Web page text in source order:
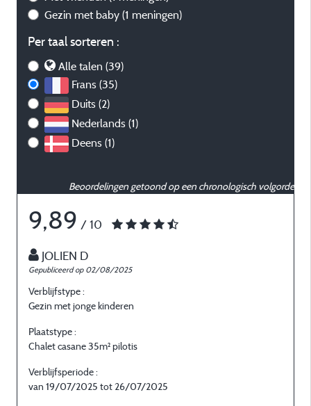
Gezin met baby (1 meningen)
Per taal sorteren :
Alle talen (39)
Frans (35)
Duits (2)
Nederlands (1)
Deens (1)
Beoordelingen getoond op een chronologisch volgorde
9,89 / 10
JOLIEN D
Gepubliceerd op 02/08/2025
Verblijfstype :
Gezin met jonge kinderen
Plaatstype :
Chalet casane 35m² pilotis
Verblijfsperiode :
van 19/07/2025 tot 26/07/2025